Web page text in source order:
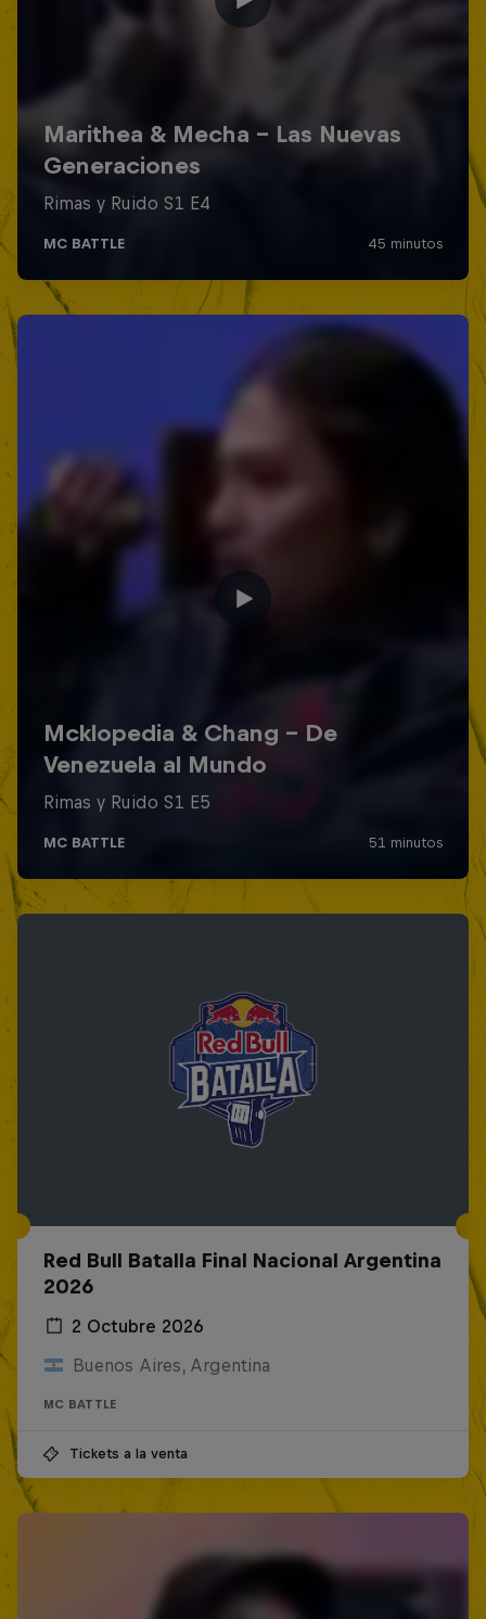
Red Bull Batalla Final Nacional Argentina
2026
2 Octubre 2026
Buenos Aires, Argentina
MC BATTLE
Tickets a la venta